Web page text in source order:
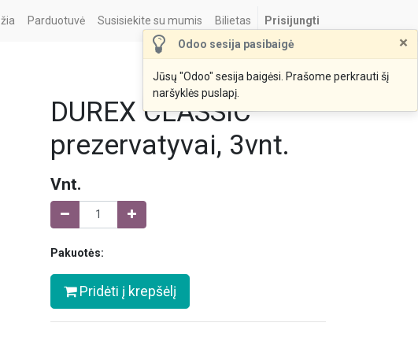
Odoo sesija pasibaigė ×
Jūsų "Odoo" sesija baigėsi. Prašome perkrauti šį
naršyklės puslapį.
Parduotuvė Susisiekite su mumis Bilietas Prisijungti
DUREX CLASSIC
prezervatyvai, 3vnt.
Vnt.
Pakuotės:
Pridėti į krepšėlį